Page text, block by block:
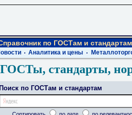
по ГОСТам и стандартам
Аналитика и цены
ГОСТы, стандарты,
Поиск по ГОСТам и стандартам